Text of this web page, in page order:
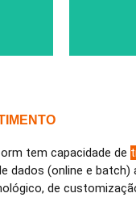
tem capacidade de
dados (online e
de